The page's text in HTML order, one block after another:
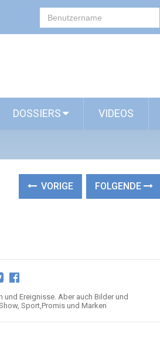
DOSSIERS VIDEOS
VORIGE FOLGENDE
und Ereignisse. Aber auch Bilder und
Sport,Promis und Marken